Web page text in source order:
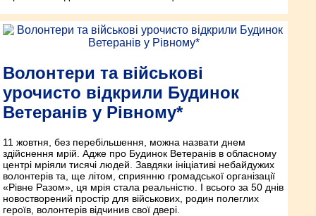
Волонтери та військові
урочисто відкрили Будинок
Ветеранів у Рівному*
11 жовтня, без перебільшення, можна назвати днем
здійснення мрій. Адже про Будинок Ветеранів в обласному
центрі мріяли тисячі людей. Завдяки ініціативі небайдужих
волонтерів та, ще літом, сприянню громадської організації
«Рівне Разом», ця мрія стала реальністю. І всього за 50 днів
новостворений простір для військових, родин полеглих
героїв, волонтерів відчинив свої двері.